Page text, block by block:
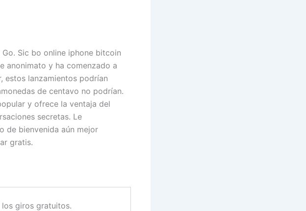
Sic bo online iphone bitcoin
anonimato y ha comenzado a
estos lanzamientos podrían
de centavo no podrían.
y ofrece la ventaja del
secretas. Le
de bienvenida aún mejor
gratis.
giros gratuitos.